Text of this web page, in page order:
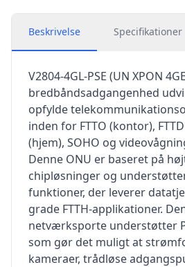
Beskrivelse Specifikationer
V2804-4GL-PSE (UN XPON
bredbåndsadgangenhed
opfylde
inden for FTTO (kontor),
(hjem), SOHO og
Denne ONU er baseret på
chipløsninger og
funktioner, der leverer
grade FTTH-applikationer.
netværksporte understøtter
som gør det muligt at
kameraer, trådløse